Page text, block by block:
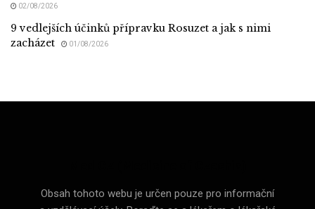
02/08/2026
9 vedlejších účinků přípravku Rosuzet a jak s nimi
zacházet
01/08/2026
Obsah tohoto webu je určen pouze pro informační